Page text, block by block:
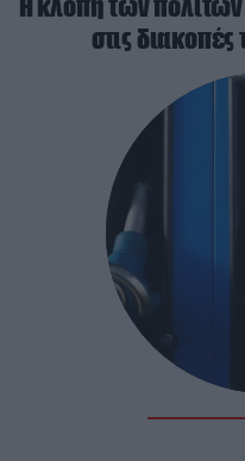
Η κλοπή των
στις διακοπές